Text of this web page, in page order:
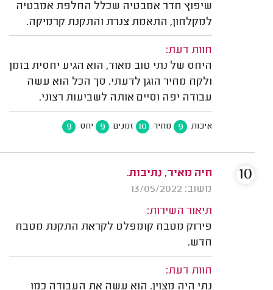
שיפוץ חדר אמבטיה שכלל החלפת אמבטיה
למקלחון, התאמת צנרת והתקנת קרמיקה.
חוות דעת:
היחס של נתי טוב מאוד, הוא הגיע יחסית בזמן
ולקח מחיר הוגן לדעתי. סך הכל הוא עשה
עבודה יפה וסיים אותה לשביעות רצוני.
איכות 9 מחיר 10 זמנים 9 יחס 9
חיה מאיר, נתיבות.
משוב: 13/05/2022
תיאור השירות:
פירוק מטבח קומפלט לקראת התקנת מטבח
חדש.
חוות דעת:
נתי היה מצוין. הוא עשה את העבודה כמו
10